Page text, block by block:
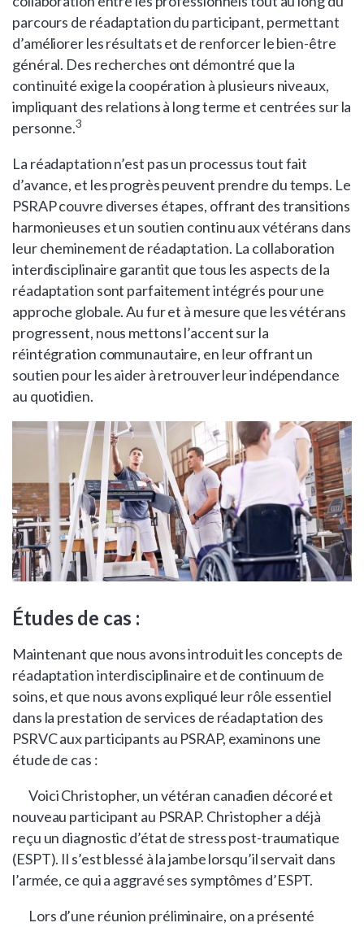
parcours de réadaptation du participant, permettant
d’améliorer les résultats et de renforcer le bien-être
général. Des recherches ont démontré que la
continuité exige la coopération à plusieurs niveaux,
impliquant des relations à long terme et centrées sur la
personne.3
La réadaptation n’est pas un processus tout fait
d’avance, et les progrès peuvent prendre du temps. Le
PSRAP couvre diverses étapes, offrant des transitions
harmonieuses et un soutien continu aux vétérans dans
leur cheminement de réadaptation. La collaboration
interdisciplinaire garantit que tous les aspects de la
réadaptation sont parfaitement intégrés pour une
approche globale. Au fur et à mesure que les vétérans
progressent, nous mettons l’accent sur la
réintégration communautaire, en leur offrant un
soutien pour les aider à retrouver leur indépendance
au quotidien.
Études de cas :
Maintenant que nous avons introduit les concepts de
réadaptation interdisciplinaire et de continuum de
soins, et que nous avons expliqué leur rôle essentiel
dans la prestation de services de réadaptation des
PSRVC aux participants au PSRAP, examinons une
étude de cas :
Voici Christopher, un vétéran canadien décoré et
nouveau participant au PSRAP. Christopher a déjà
reçu un diagnostic d’état de stress post-traumatique
(ESPT). Il s’est blessé à la jambe lorsqu’il servait dans
l’armée, ce qui a aggravé ses symptômes d’ESPT.
Lors d’une réunion préliminaire, on a présenté